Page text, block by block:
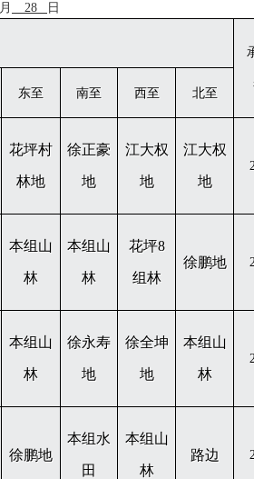
月 28 日
东至 南至 西至 北至
花坪村
林地
徐正豪
地
江大权
地
江大权
地
本组山
林
本组山
林
花坪8
组林
徐鹏地
本组山
林
徐永寿
地
徐全坤
地
本组山
林
徐鹏地
本组水
田
本组山
林
路边